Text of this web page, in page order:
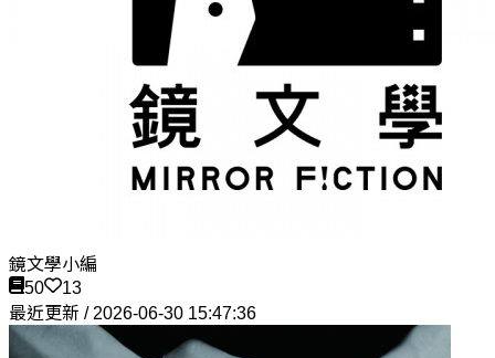
鏡文學小編
50
13
最近更新 / 2026-06-30 15:47:36